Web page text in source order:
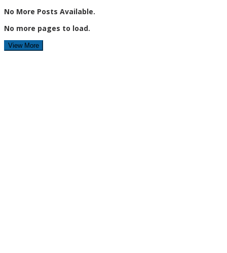
No More Posts Available.
No more pages to load.
View More